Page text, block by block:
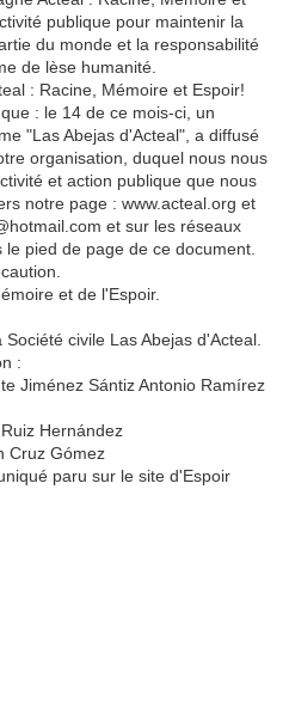
publique pour maintenir la
du monde et la responsabilité
de lèse humanité.
: Racine, Mémoire et Espoir!
: le 14 de ce mois-ci, un
"Las Abejas d'Acteal", a diffusé
organisation, duquel nous nous
et action publique que nous
notre page : www.acteal.org et
et sur les réseaux
pied de page de ce document.
et de l'Espoir.
civile Las Abejas d'Acteal.
:
Antonio Ramírez
Hernández
Cruz Gómez
paru sur le site d'Espoir